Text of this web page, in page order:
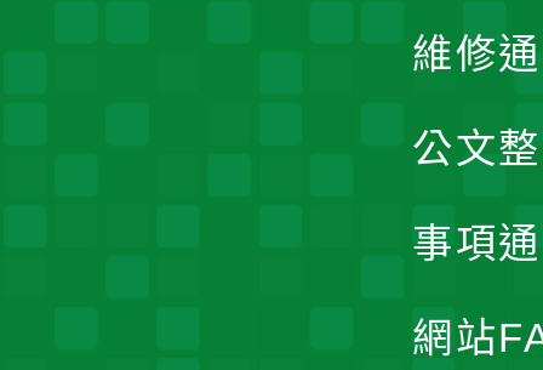
維修
公文
事項
網站